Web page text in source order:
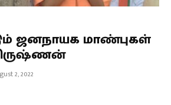
ஜனநாயக மாண்புகள்
2, 2022